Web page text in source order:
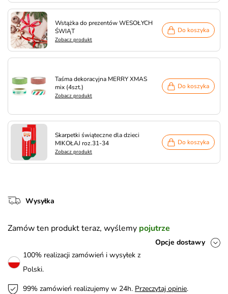
Wstążka do prezentów WESOŁYCH
ŚWIĄT
Zobacz produkt
Do koszyka
Taśma dekoracyjna MERRY XMAS
mix (4szt.)
Zobacz produkt
Do koszyka
Skarpetki świąteczne dla dzieci
MIKOŁAJ roz.31-34
Zobacz produkt
Do koszyka
Wysyłka
Zamów ten produkt teraz, wyślemy pojutrze
Opcje dostawy
100% realizacji zamówień i wysyłek z
Polski.
99% zamówień realizujemy w 24h. Przeczytaj opinie.